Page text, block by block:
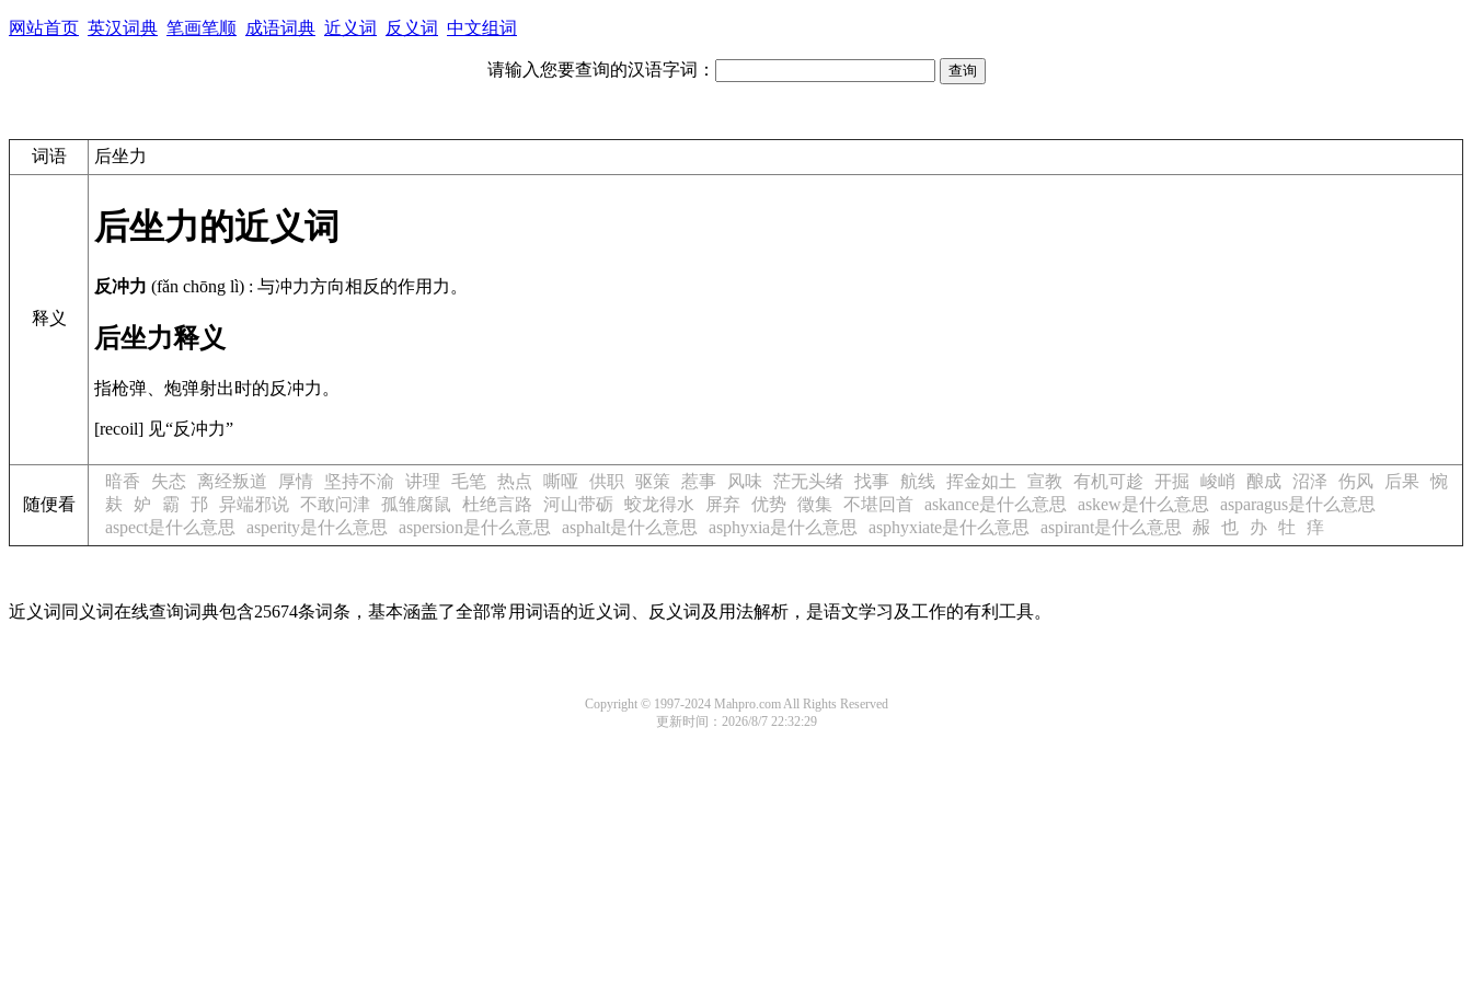
网站首页 英汉词典 笔画笔顺 成语词典 近义词 反义词 中文组词
请输入您要查询的汉语字词：
词语 后坐力
释义
后坐力的近义词
反冲力 (fǎn chōng lì) : 与冲力方向相反的作用力。
后坐力释义
指枪弹、炮弹射出时的反冲力。
[recoil] 见“反冲力”
随便看
暗香 失态 离经叛道 厚情 坚持不渝 讲理 毛笔 热点 嘶哑 供职 驱策 惹事 风味 茫无头绪 找事 航线 挥金如土 宣教 有机可趁 开掘 峻峭 酿成 沼泽 伤风 后果
惋
麸
妒 霸 邘 异端邪说 不敢问津 孤雏腐鼠 杜绝言路 河山带砺 蛟龙得水 屏弃 优势 徵集 不堪回首 askance是什么意思 askew是什么意思
asparagus是什么意思
aspect是什么意思
asperity是什么意思 aspersion是什么意思 asphalt是什么意思 asphyxia是什么意思 asphyxiate是什么意思 aspirant是什么意思 赧 也 办 牡 痒
近义词同义词在线查询词典包含25674条词条，基本涵盖了全部常用词语的近义词、反义词及用法解析，是语文学习及工作的有利工具。
Copyright © 1997-2024 Mahpro.com All Rights Reserved
更新时间：2026/8/7 22:32:29